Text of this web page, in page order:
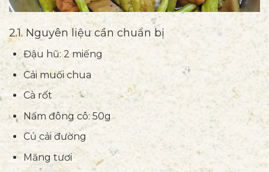
2.1. Nguyên liệu cần chuẩn bị
Đậu hũ: 2 miếng
Cải muối chua
Cà rốt
Nấm đông cô: 50g
Củ cải đường
Măng tươi